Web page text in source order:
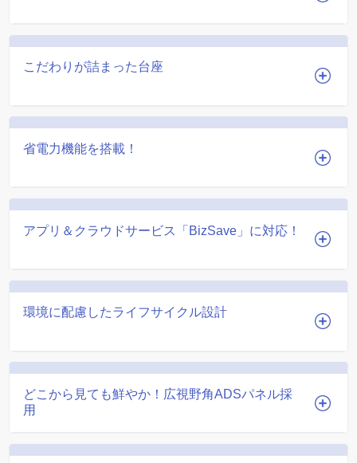
こだわりが詰まった台座
省電力機能を搭載！
アプリ＆クラウドサービス「BizSave」に対応！
環境に配慮したライフサイクル設計
どこから見ても鮮やか！広視野角ADSパネル採
用